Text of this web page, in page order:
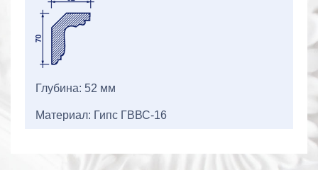
Глубина: 52 мм
Материал: Гипс ГВВС-16